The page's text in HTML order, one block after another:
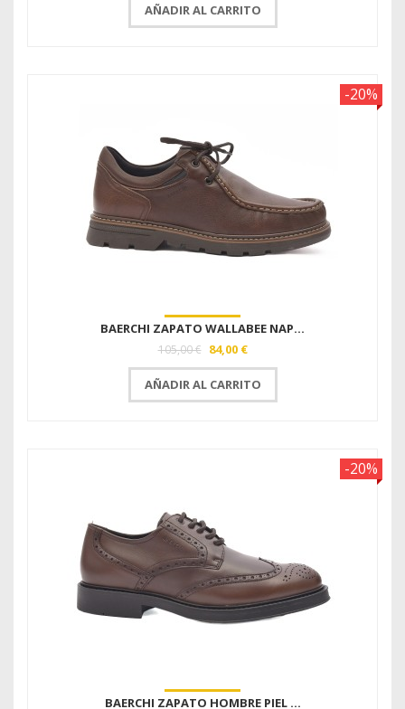
AÑADIR AL CARRITO
-20%
BAERCHI ZAPATO WALLABEE NAP...
105,00 € 84,00 €
AÑADIR AL CARRITO
-20%
BAERCHI ZAPATO HOMBRE PIEL ...